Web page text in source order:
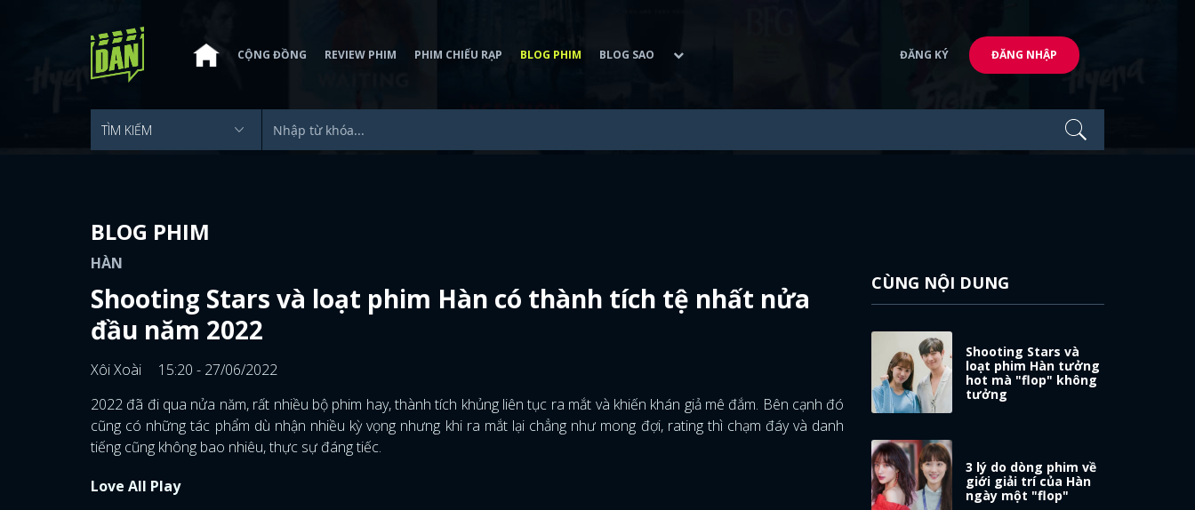
CỘNG ĐỒNG REVIEW PHIM PHIM CHIẾU RẠP BLOG PHIM BLOG SAO ĐĂNG KÝ ĐĂNG NHẬP
BLOG PHIM
HÀN
Shooting Stars và loạt phim Hàn có thành tích tệ nhất nửa
đầu năm 2022
Xôi Xoài
15:20 - 27/06/2022
2022 đã đi qua nửa năm, rất nhiều bộ phim hay, thành tích khủng liên tục ra mắt và khiến khán giả mê đắm. Bên cạnh đó
cũng có những tác phẩm dù nhận nhiều kỳ vọng nhưng khi ra mắt lại chẳng như mong đợi, rating thì chạm đáy và danh
tiếng cũng không bao nhiêu, thực sự đáng tiếc.
Love All Play
CÙNG NỘI DUNG
Shooting Stars và
loạt phim Hàn tưởng
hot mà "flop" không
tưởng
3 lý do dòng phim về
giới giải trí của Hàn
ngày một "flop"